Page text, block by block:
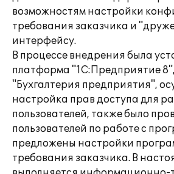
возможностям настройки
требования заказчика и
интерфейсу.
В процессе внедрения была
платформа "1С:Предприятие
"Бухгалтерия предприятия",
настройка прав доступа для
пользователей, также было
пользователей по работе с
предложены настройки
требования заказчика. В